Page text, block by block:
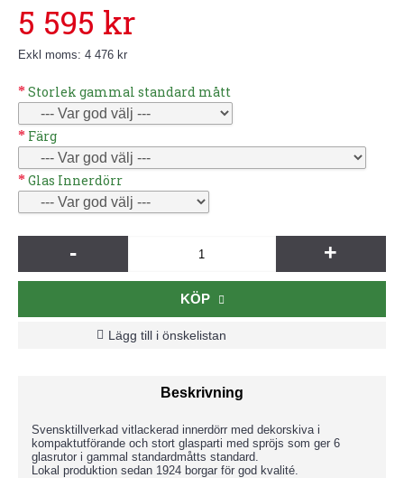
5 595 kr
Exkl moms: 4 476 kr
Storlek gammal standard mått
Färg
Glas Innerdörr
- +
KÖP
Lägg till i önskelistan
Beskrivning
Svensktillverkad vitlackerad innerdörr med dekorskiva i
kompaktutförande och stort glasparti med spröjs som ger 6
glasrutor i gammal standardmåtts standard.
Lokal produktion sedan 1924 borgar för god kvalité.